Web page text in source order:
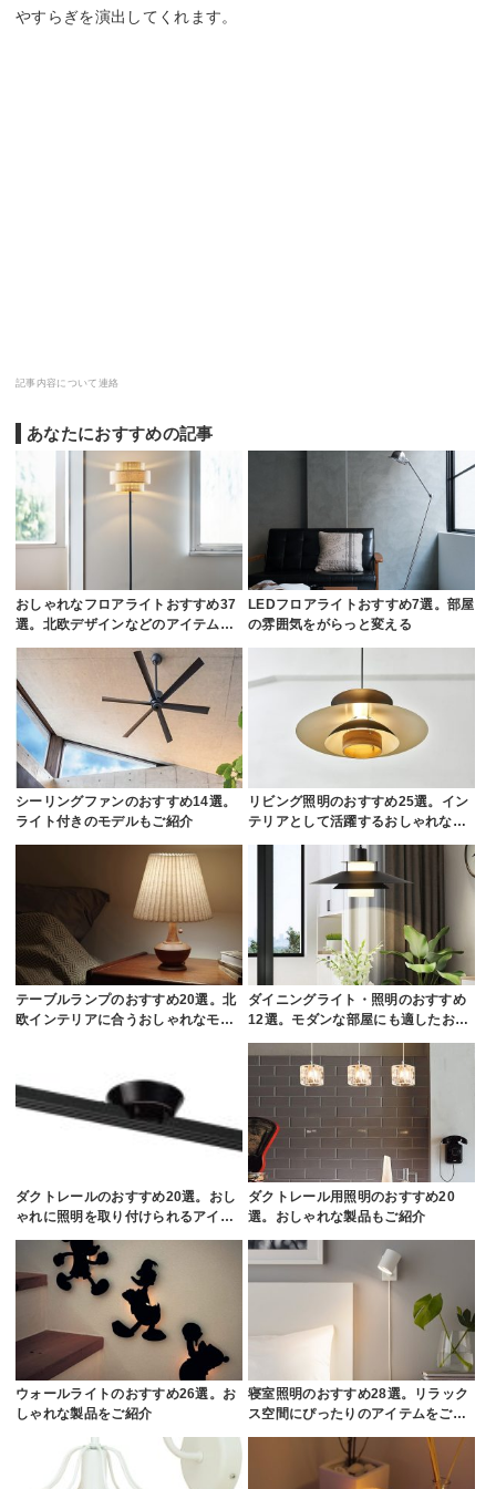
やすらぎを演出してくれます。
記事内容について連絡
あなたにおすすめの記事
おしゃれなフロアライトおすすめ37
選。北欧デザインなどのアイテム…
LEDフロアライトおすすめ7選。部屋
の雰囲気をがらっと変える
シーリングファンのおすすめ14選。
ライト付きのモデルもご紹介
リビング照明のおすすめ25選。イン
テリアとして活躍するおしゃれな…
テーブルランプのおすすめ20選。北
欧インテリアに合うおしゃれなモ…
ダイニングライト・照明のおすすめ
12選。モダンな部屋にも適したお…
ダクトレールのおすすめ20選。おし
ゃれに照明を取り付けられるアイ…
ダクトレール用照明のおすすめ20
選。おしゃれな製品もご紹介
ウォールライトのおすすめ26選。お
しゃれな製品をご紹介
寝室照明のおすすめ28選。リラック
ス空間にぴったりのアイテムをご…